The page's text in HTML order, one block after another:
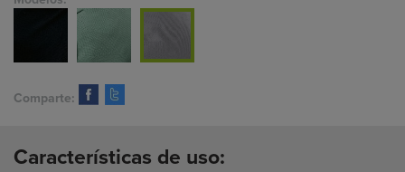
Comparte:
Características de uso: